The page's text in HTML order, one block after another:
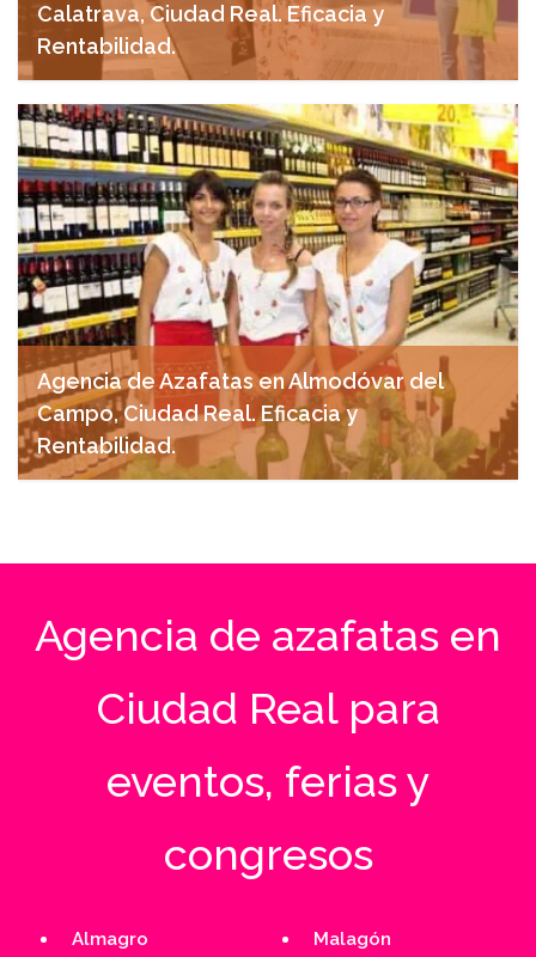
Calatrava, Ciudad Real. Eficacia y
Rentabilidad.
abril 10, 2025
Agencia de Azafatas en Almodóvar del
Campo, Ciudad Real. Eficacia y
Rentabilidad.
Agencia de azafatas en
Ciudad Real para
eventos, ferias y
congresos
Almagro
Malagón